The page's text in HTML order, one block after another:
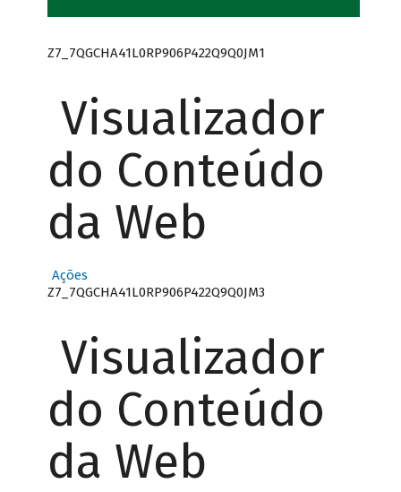
Z7_7QGCHA41L0RP906P422Q9Q0JM1
Visualizador
do Conteúdo
da Web
Ações
Z7_7QGCHA41L0RP906P422Q9Q0JM3
Visualizador
do Conteúdo
da Web